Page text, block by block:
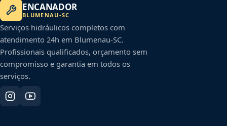
ENCANADOR
BLUMENAU-SC
Serviços hidráulicos completos com
atendimento 24h em Blumenau-SC.
Profissionais qualificados, orçamento sem
compromisso e garantia em todos os
serviços.